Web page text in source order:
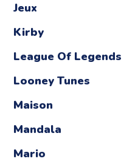
Jeux
Kirby
League Of Legends
Looney Tunes
Maison
Mandala
Mario